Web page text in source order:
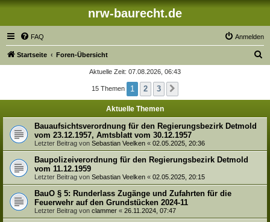
nrw-baurecht.de
FAQ Anmelden
Startseite Foren-Übersicht
Aktuelle Zeit: 07.08.2026, 06:43
15 Themen 1 2 3
Aktuelle Themen
Bauaufsichtsverordnung für den Regierungsbezirk Detmold
vom 23.12.1957, Amtsblatt vom 30.12.1957
Letzter Beitrag von Sebastian Veelken « 02.05.2025, 20:36
Baupolizeiverordnung für den Regierungsbezirk Detmold
vom 11.12.1959
Letzter Beitrag von Sebastian Veelken « 02.05.2025, 20:15
BauO § 5: Runderlass Zugänge und Zufahrten für die
Feuerwehr auf den Grundstücken 2024-11
Letzter Beitrag von clammer « 26.11.2024, 07:47